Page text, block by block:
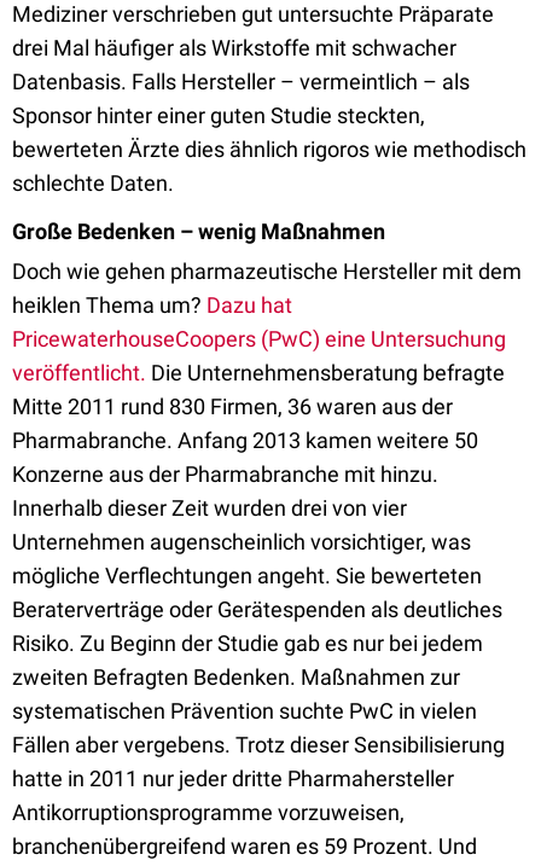
Mediziner verschrieben gut untersuchte Präparate
drei Mal häufiger als Wirkstoffe mit schwacher
Datenbasis. Falls Hersteller – vermeintlich – als
Sponsor hinter einer guten Studie steckten,
bewerteten Ärzte dies ähnlich rigoros wie methodisch
schlechte Daten.
Große Bedenken – wenig Maßnahmen
Doch wie gehen pharmazeutische Hersteller mit dem
heiklen Thema um? Dazu hat
PricewaterhouseCoopers (PwC) eine Untersuchung
veröffentlicht. Die Unternehmensberatung befragte
Mitte 2011 rund 830 Firmen, 36 waren aus der
Pharmabranche. Anfang 2013 kamen weitere 50
Konzerne aus der Pharmabranche mit hinzu.
Innerhalb dieser Zeit wurden drei von vier
Unternehmen augenscheinlich vorsichtiger, was
mögliche Verflechtungen angeht. Sie bewerteten
Beraterverträge oder Gerätespenden als deutliches
Risiko. Zu Beginn der Studie gab es nur bei jedem
zweiten Befragten Bedenken. Maßnahmen zur
systematischen Prävention suchte PwC in vielen
Fällen aber vergebens. Trotz dieser Sensibilisierung
hatte in 2011 nur jeder dritte Pharmahersteller
Antikorruptionsprogramme vorzuweisen,
branchenübergreifend waren es 59 Prozent. Und